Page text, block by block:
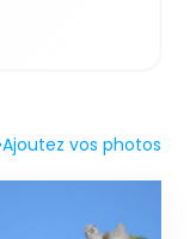
Ajoutez vos photos